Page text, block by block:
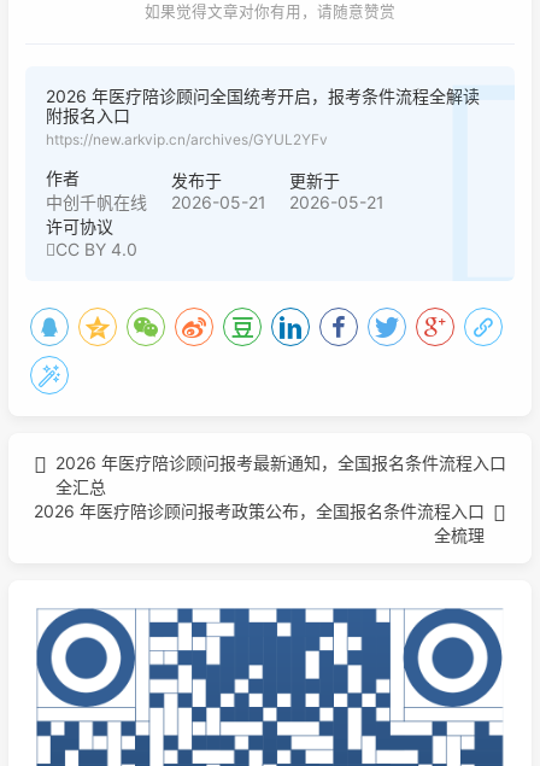
如果觉得文章对你有用，请随意赞赏
2026 年医疗陪诊顾问全国统考开启，报考条件流程全解读
附报名入口
https://new.arkvip.cn/archives/GYUL2YFv
作者
中创千帆在线
发布于
2026-05-21
更新于
2026-05-21
许可协议
CC BY 4.0
2026 年医疗陪诊顾问报考最新通知，全国报名条件流程入口
全汇总
2026 年医疗陪诊顾问报考政策公布，全国报名条件流程入口
全梳理